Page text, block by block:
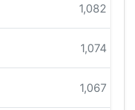
1,082 pts
1,074 pts
1,067 pts